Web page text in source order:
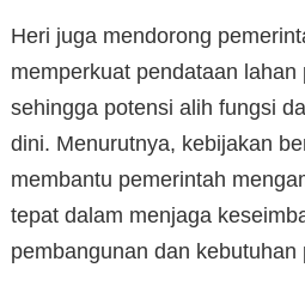
Heri juga mendorong
memperkuat pendataan
sehingga potensi alih fungsi
dini. Menurutnya, kebijakan
membantu pemerintah
tepat dalam menjaga
pembangunan dan kebutuhan